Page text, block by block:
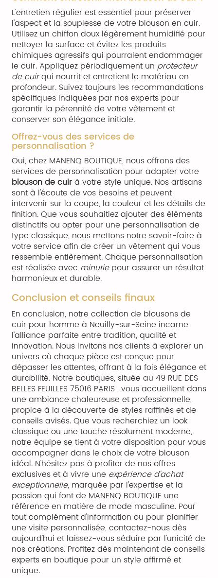
L'entretien régulier est essentiel pour préserver
l'aspect et la souplesse de votre blouson en cuir.
Utilisez un chiffon doux légèrement humidifié pour
nettoyer la surface et évitez les produits
chimiques agressifs qui pourraient endommager
le cuir. Appliquez périodiquement un protecteur
de cuirqui nourrit et entretient le matériau en
profondeur. Suivez toujours les recommandations
spécifiques indiquées par nos experts pour
garantir la pérennité de votre vêtement et
conserver son élégance initiale.
Offrez-vous des services de
personnalisation ?
Oui, chez MANENQ BOUTIQUE, nous offrons des
services de personnalisation pour adapter votre
blouson de cuirà votre style unique. Nos artisans
sont à l'écoute de vos besoins et peuvent
intervenir sur la coupe, la couleur et les détails de
finition. Que vous souhaitiez ajouter des éléments
distinctifs ou opter pour une personnalisation de
type classique, nous mettons notre savoir-faire à
votre service afin de créer un vêtement qui vous
ressemble entièrement. Chaque personnalisation
est réalisée avec minutiepour assurer un résultat
harmonieux et durable.
Conclusion et conseils finaux
En conclusion, notre collection de blousons de
cuir pour homme à Neuilly-sur-Seine incarne
l'alliance parfaite entre tradition, qualité et
innovation. Nous invitons nos clients à explorer un
univers où chaque pièce est conçue pour
dépasser les attentes, offrant à la fois élégance et
durabilité. Notre boutiques, située au 49 RUE DES
BELLES FEUILLES 75016 PARIS , vous accueillent dans
une ambiance chaleureuse et professionnelle,
propice à la découverte de styles raffinés et de
conseils avisés. Que vous recherchiez un look
classique ou une touche résolument moderne,
notre équipe se tient à votre disposition pour vous
accompagner dans le choix de votre blouson
idéal. N'hésitez pas à profiter de nos offres
exclusives et à vivre une expérience d'achat
exceptionnelle, marquée par l'expertise et la
passion qui font de MANENQ BOUTIQUE une
référence en matière de mode masculine. Pour
tout complément d'information ou pour planifier
une visite personnalisée, contactez-nous dès
aujourd'hui et laissez-vous séduire par l'unicité de
nos créations. Profitez dès maintenant de conseils
experts en boutique pour un style affirmé et
unique.